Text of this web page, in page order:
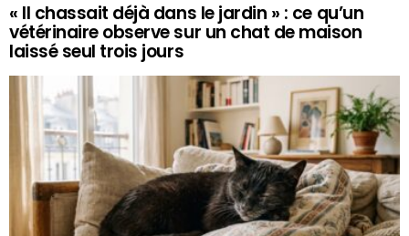
« Il chassait déjà dans le jardin » : ce qu’un
vétérinaire observe sur un chat de maison
laissé seul trois jours